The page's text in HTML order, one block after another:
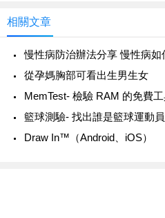
相關文章
慢性病防治辦法分享 慢性病如
從孕媽胸部可看出生男生女
MemTest- 檢驗 RAM 的免費
籃球測驗- 找出誰是籃球運動員
‎Draw In™（Android、iOS）